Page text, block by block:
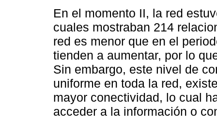
En el momento II, la red
cuales mostraban 214
red es menor que en el
tienden a aumentar, por lo
Sin embargo, este nivel de
uniforme en toda la red,
mayor conectividad, lo cual
acceder a la información o